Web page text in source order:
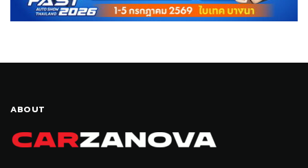
ABOUT